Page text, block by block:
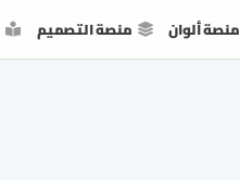
منصة ألوان منصة التصميم